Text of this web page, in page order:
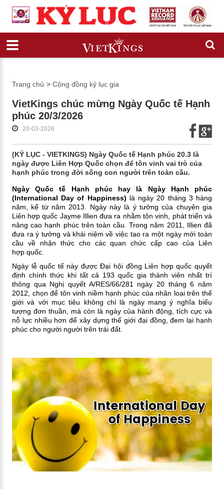
Trang chủ > Cộng đồng kỷ lục gia
VietKings chúc mừng Ngày Quốc tế Hạnh
phúc 20/3/2026
20-03-2026
(KỶ LỤC - VIETKINGS) Ngày Quốc tế Hạnh phúc 20.3 là
ngày được Liên Hợp Quốc chọn để tôn vinh vai trò của
hạnh phúc trong đời sống con người trên toàn cầu.
Ngày Quốc tế Hạnh phúc hay là Ngày Hạnh phúc
(International Day of Happiness) là ngày 20 tháng 3 hàng
năm, kể từ năm 2013. Ngày này là ý tưởng của chuyên gia
Liên hợp quốc Jayme Illien đưa ra nhằm tôn vinh, phát triển và
nâng cao hạnh phúc trên toàn cầu. Trong năm 2011, Illien đã
đưa ra ý tưởng và khái niệm về việc tạo ra một ngày mới toàn
cầu về nhận thức cho các quan chức cấp cao của Liên
hợp quốc.
Ngày lễ quốc tế này được Đại hội đồng Liên hợp quốc quyết
định chính thức khi tất cả 193 quốc gia thành viên nhất trí
thông qua Nghị quyết A/RES/66/281 ngày 20 tháng 6 năm
2012, chọn để tôn vinh niềm hạnh phúc của nhân loại trên thế
giới và với mục tiêu không chỉ là ngày mang ý nghĩa biểu
tượng đơn thuần, mà còn là ngày của hành động, tích cực và
nỗ lực nhiều hơn để xây dựng thế giới đại đồng, đem lại hạnh
phúc cho người người trên trái đất.